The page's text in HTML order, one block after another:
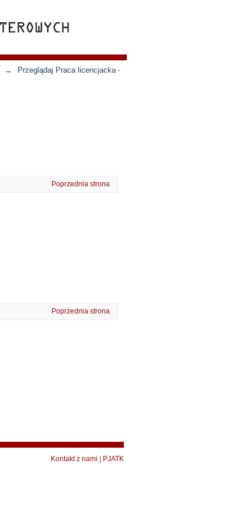
→
Przeglądaj Praca licencjacka -
Poprzednia strona
Poprzednia strona
Kontakt z nami PJATK